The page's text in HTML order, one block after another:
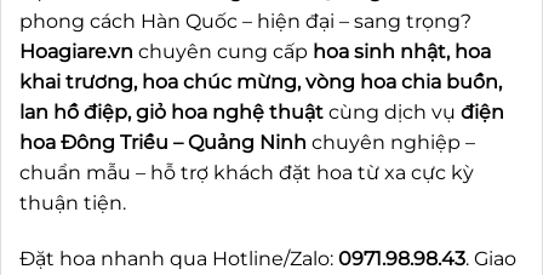
phong cách Hàn Quốc – hiện đại – sang trọng?
Hoagiare.vn chuyên cung cấp hoa sinh nhật, hoa
khai trương, hoa chúc mừng, vòng hoa chia buồn,
lan hồ điệp, giỏ hoa nghệ thuật cùng dịch vụ điện
hoa Đông Triều – Quảng Ninh chuyên nghiệp –
chuẩn mẫu – hỗ trợ khách đặt hoa từ xa cực kỳ
thuận tiện.
Đặt hoa nhanh qua Hotline/Zalo: 0971.98.98.43. Giao